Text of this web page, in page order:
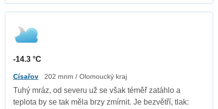
-14.3 °C
Císařov 202 mnm / Olomoucký kraj
Tuhý mráz, od severu už se však téměř zatáhlo a
teplota by se tak měla brzy zmírnit. Je bezvětří, tlak: